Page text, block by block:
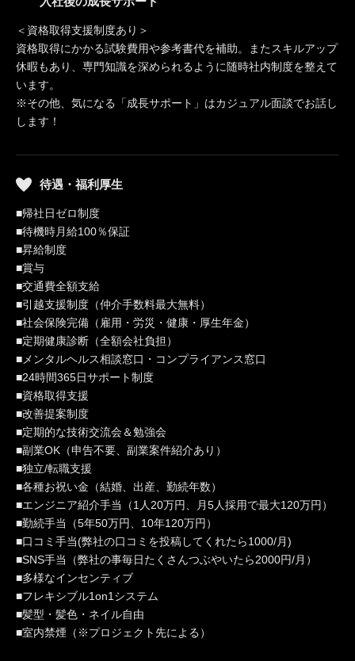
＜資格取得支援制度あり＞
資格取得にかかる試験費用や参考書代を補助。またスキルアップ
休暇もあり、専門知識を深められるように随時社内制度を整えて
います。
※その他、気になる「成長サポート」はカジュアル面談でお話し
します！
待遇・福利厚生
■帰社日ゼロ制度
■待機時月給100％保証
■昇給制度
■賞与
■交通費全額支給
■引越支援制度（仲介手数料最大無料）
■社会保険完備（雇用・労災・健康・厚生年金）
■定期健康診断（全額会社負担）
■メンタルヘルス相談窓口・コンプライアンス窓口
■24時間365日サポート制度
■資格取得支援
■改善提案制度
■定期的な技術交流会＆勉強会
■副業OK（申告不要、副業案件紹介あり）
■独立/転職支援
■各種お祝い金（結婚、出産、勤続年数）
■エンジニア紹介手当（1人20万円、月5人採用で最大120万円）
■勤続手当（5年50万円、10年120万円）
■口コミ手当(弊社の口コミを投稿してくれたら1000/月)
■SNS手当（弊社の事毎日たくさんつぶやいたら2000円/月）
■多様なインセンティブ
■フレキシブル1on1システム
■髪型・髪色・ネイル自由
■室内禁煙（※プロジェクト先による）